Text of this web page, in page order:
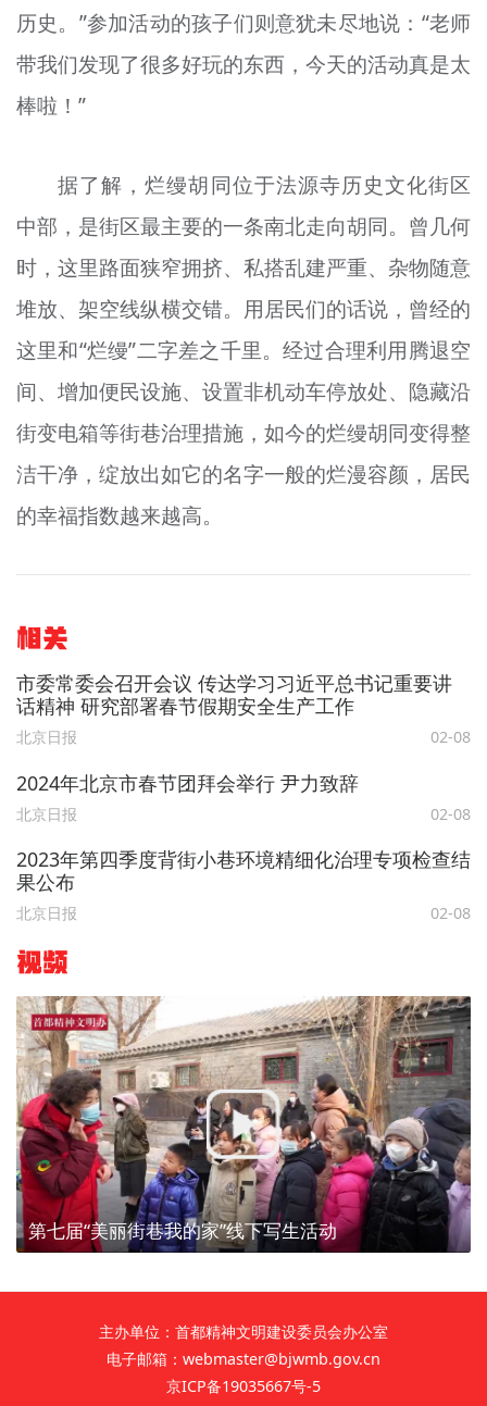
历史。”参加活动的孩子们则意犹未尽地说：“老师
带我们发现了很多好玩的东西，今天的活动真是太
棒啦！”
据了解，烂缦胡同位于法源寺历史文化街区
中部，是街区最主要的一条南北走向胡同。曾几何
时，这里路面狭窄拥挤、私搭乱建严重、杂物随意
堆放、架空线纵横交错。用居民们的话说，曾经的
这里和“烂缦”二字差之千里。经过合理利用腾退空
间、增加便民设施、设置非机动车停放处、隐藏沿
街变电箱等街巷治理措施，如今的烂缦胡同变得整
洁干净，绽放出如它的名字一般的烂漫容颜，居民
的幸福指数越来越高。
相关
市委常委会召开会议 传达学习习近平总书记重要讲
话精神 研究部署春节假期安全生产工作
北京日报 02-08
2024年北京市春节团拜会举行 尹力致辞
北京日报 02-08
2023年第四季度背街小巷环境精细化治理专项检查结
果公布
北京日报 02-08
视频
第七届“美丽街巷我的家”线下写生活动
主办单位：首都精神文明建设委员会办公室
电子邮箱：webmaster@bjwmb.gov.cn
京ICP备19035667号-5